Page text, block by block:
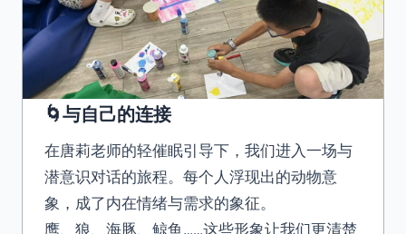
🌀与自己的连接
在唐莉老师的轻催眠引导下，我们进入一场与
潜意识对话的旅程。每个人浮现出的动物意
象，成了内在情绪与需求的象征。
鹰、狼、海豚、鲸鱼……这些形象让我们更清楚